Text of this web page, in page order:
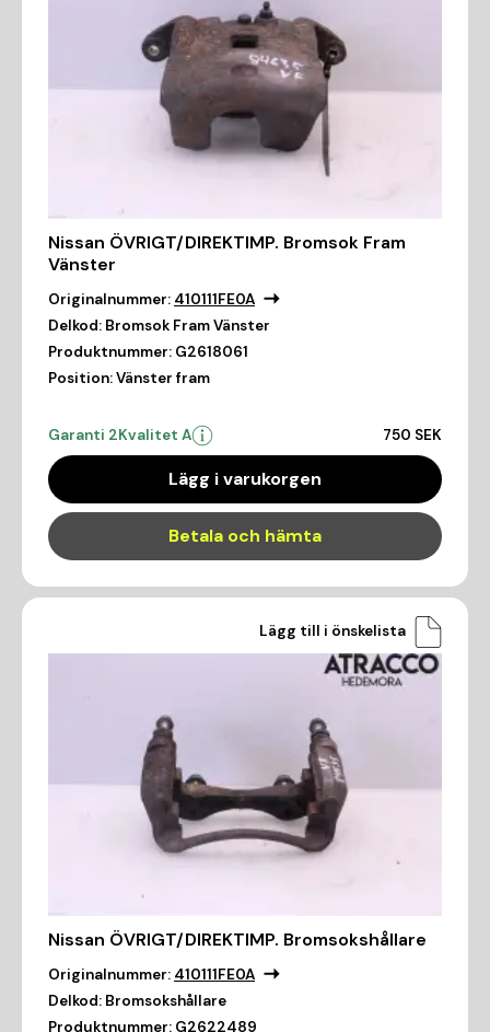
Nissan ÖVRIGT/DIREKTIMP. Bromsok Fram
Vänster
Originalnummer: 410111FE0A
Delkod: Bromsok Fram Vänster
Produktnummer: G2618061
Position:Vänster fram
Garanti 2Kvalitet A 750 SEK
Lägg i varukorgen
Betala och hämta
Lägg till i önskelista
Nissan ÖVRIGT/DIREKTIMP. Bromsokshållare
Originalnummer: 410111FE0A
Delkod: Bromsokshållare
Produktnummer: G2622489